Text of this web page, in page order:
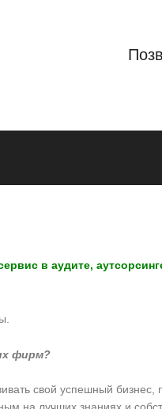
в аудите,
фирм?
свой успешный бизнес,